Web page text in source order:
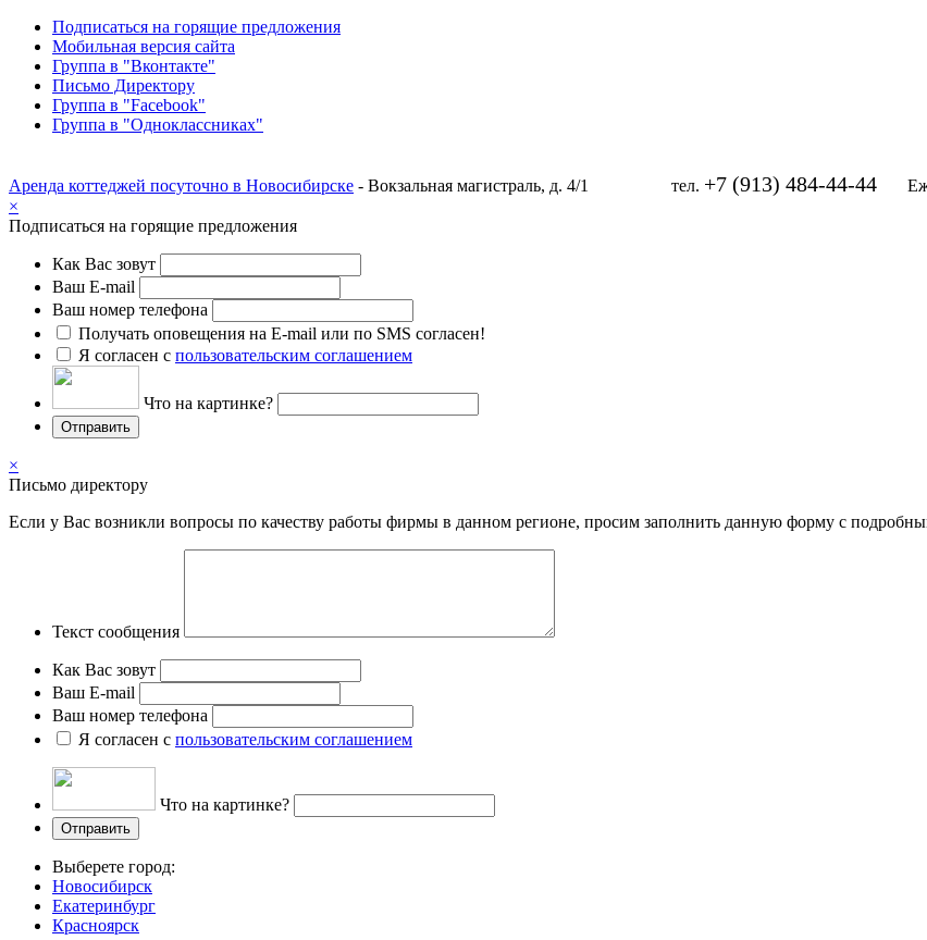
Подписаться на горящие предложения
Мобильная версия сайта
Группа в "Вконтакте"
Письмо Директору
Группа в "Facebook"
Группа в "Одноклассниках"
Аренда коттеджей посуточно в Новосибирске - Вокзальная магистраль, д. 4/1 тел. +7 (913) 484-44-44
×
Подписаться на горящие предложения
Как Вас зовут
Ваш E-mail
Ваш номер телефона
Получать оповещения на E-mail или по SMS согласен!
Я согласен с пользовательским соглашением
Что на картинке?
×
Письмо директору
Если у Вас возникли вопросы по качеству работы фирмы в данном регионе, просим заполнить данную форму с
Текст сообщения
Как Вас зовут
Ваш E-mail
Ваш номер телефона
Я согласен с пользовательским соглашением
Что на картинке?
Выберете город:
Новосибирск
Екатеринбург
Красноярск